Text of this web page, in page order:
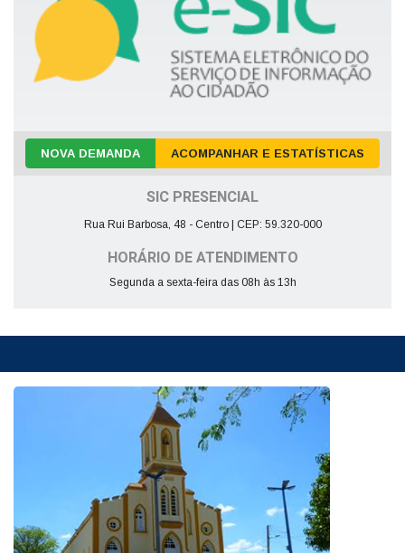
NOVA DEMANDA ACOMPANHAR E ESTATÍSTICAS
SIC PRESENCIAL
Rua Rui Barbosa, 48 - Centro | CEP: 59.320-000
HORÁRIO DE ATENDIMENTO
Segunda a sexta-feira das 08h às 13h